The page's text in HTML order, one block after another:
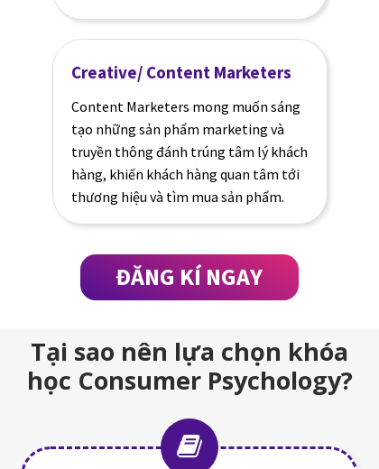
Content Marketers mong muốn sáng
tạo những sản phẩm marketing và
truyền thông đánh trúng tâm lý khách
hàng, khiến khách hàng quan tâm tới
thương hiệu và tìm mua sản phẩm.
Creative/ Content Marketers
ĐĂNG KÍ NGAY
Tại sao nên lựa chọn khóa
học Consumer Psychology?